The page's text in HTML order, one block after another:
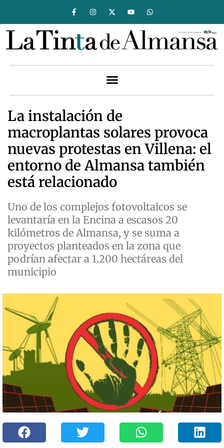
La instalación de
macroplantas solares provoca
nuevas protestas en Villena: el
entorno de Almansa también
está relacionado
Uno de los complejos fotovoltaicos se
levantaría en la Encina a escasos 20
kilómetros de Almansa, y se suma a
proyectos planteados en la zona que
podrían afectar a 1.200 hectáreas del
municipio